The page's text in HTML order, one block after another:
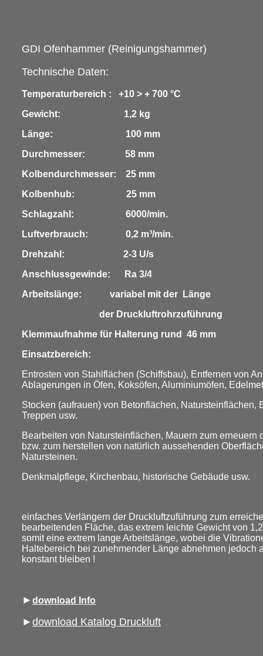
GDI Ofenhammer (Reinigungshammer)
Technische Daten:
Temperaturbereich : +10 > + 700 °C
Gewicht: 1,2 kg
Länge: 100 mm
Durchmesser: 58 mm
Kolbendurchmesser: 25 mm
Kolbenhub: 25 mm
Schlagzahl: 6000/min.
Luftverbrauch: 0,2 m³/min.
Drehzahl: 2-3 U/s
Anschlussgewinde: Ra 3/4
Arbeitslänge: variabel mit der Länge
der Druckluftrohrzuführung
Klemmaufnahme für Halterung rund 46 mm
Einsatzbereich:
Entrosten von Stahlflächen (Schiffsbau), Entfernen von
Ablagerungen in Öfen, Koksöfen, Aluminiumöfen,
Stocken (aufrauen) von Betonflächen, Natursteinflächen,
Treppen usw.
Bearbeiten von Natursteinflächen, Mauern zum erneuern
bzw. zum herstellen von natürlich aussehenden
Natursteinen.
Denkmalpflege, Kirchenbau, historische Gebäude usw.
einfaches Verlängern der Druckluftzuführung zum
bearbeitenden Fläche, das extrem leichte Gewicht von
somit eine extrem lange Arbeitslänge, wobei die
Haltebereich bei zunehmender Länge abnehmen jedoch
konstant bleiben !
► download Info
► download Katalog Druckluft